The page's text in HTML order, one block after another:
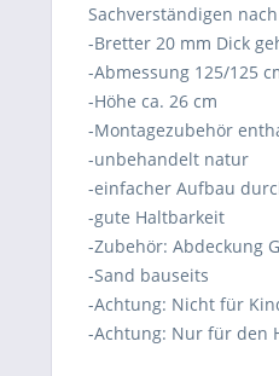
Sachverständigen nach
-Bretter 20 mm Dick
-Abmessung 125/125
-Höhe ca. 26 cm
-Montagezubehör
-unbehandelt natur
-einfacher Aufbau
-gute Haltbarkeit
-Zubehör: Abdeckung
-Sand bauseits
-Achtung: Nicht für
-Achtung: Nur für den